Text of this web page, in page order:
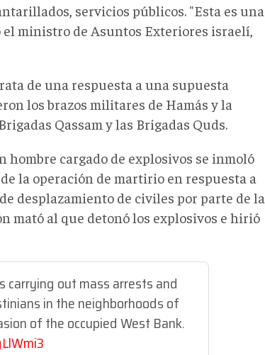
servicios públicos. "Esta es una
ministro de Asuntos Exteriores israelí,
de una respuesta a una supuesta
los brazos militares de Hamás y la
Qassam y las Brigadas Quds.
hombre cargado de explosivos se inmoló
la operación de martirio en respuesta a
desplazamiento de civiles por parte de la
mató al que detonó los explosivos e hirió
carrying out mass arrests and
in the neighborhoods of
of the occupied West Bank.